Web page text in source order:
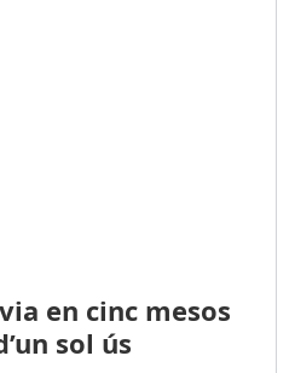
en cinc mesos
sol ús